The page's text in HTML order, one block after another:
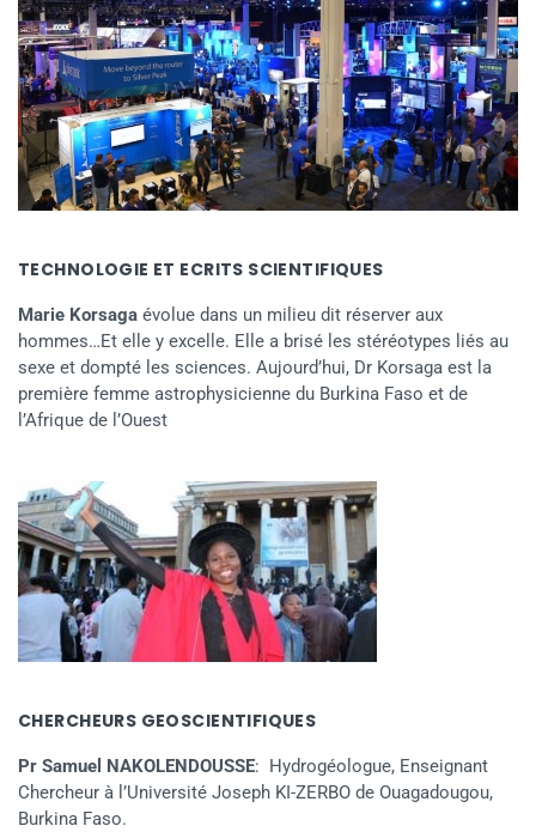
TECHNOLOGIE ET ECRITS SCIENTIFIQUES
Marie Korsaga évolue dans un milieu dit réserver aux
hommes…Et elle y excelle. Elle a brisé les stéréotypes liés au
sexe et dompté les sciences. Aujourd’hui, Dr Korsaga est la
première femme astrophysicienne du Burkina Faso et de
l’Afrique de l’Ouest
CHERCHEURS GEOSCIENTIFIQUES
Pr Samuel NAKOLENDOUSSE: Hydrogéologue, Enseignant
Chercheur à l’Université Joseph KI-ZERBO de Ouagadougou,
Burkina Faso.